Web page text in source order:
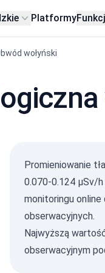
Platformy
wołyński
Promieniowanie
0.070-0.124 µSv/
monitoringu
obserwacyjnych.
Najwyższą
obserwacyjnym